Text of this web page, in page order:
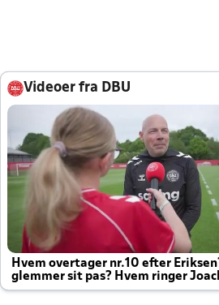
Videoer fra DBU
Hvem overtager nr.10 efter
glemmer sit pas? Hvem ringer
altid til efter kampe?